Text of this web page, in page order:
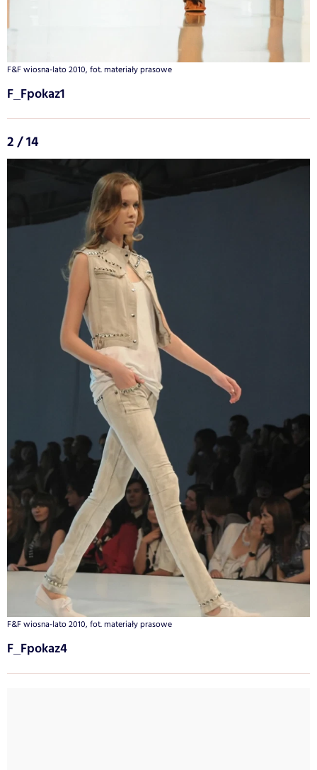
F&F wiosna-lato 2010, fot. materiały prasowe
F_Fpokaz1
2 / 14
F&F wiosna-lato 2010, fot. materiały prasowe
F_Fpokaz4